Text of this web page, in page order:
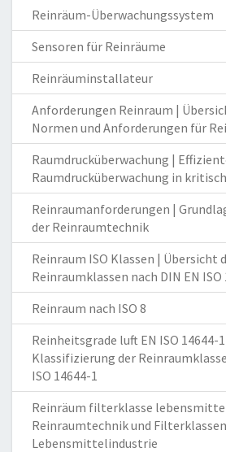
Reinräum-Überwachungssystem
Sensoren für Reinräume
Reinräuminstallateur
Anforderungen Reinraum |
Normen und Anforderungen für
Raumdrucküberwachung |
Raumdrucküberwachung in
Reinraumanforderungen |
der Reinraumtechnik
Reinraum ISO Klassen | Übersicht
Reinraumklassen nach DIN EN ISO
Reinraum nach ISO 8
Reinheitsgrade luft EN ISO 14644-
Klassifizierung der
ISO 14644-1
Reinräum filterklasse
Reinraumtechnik und
Lebensmittelindustrie